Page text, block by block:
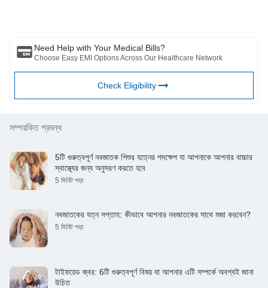
Need Help with Your Medical Bills?
Choose Easy EMI Options Across Our Healthcare Network
Check Eligibility
সম্পরকিত প্রবন্ধ
5টি গুরুত্বপূর্ণ নবজাতক শিশুর যত্নের পদক্ষেপ যা আপনাকে আপনার বাচ্চার
স্বাস্থ্যের জন্য অনুসরণ করতে হবে
5 মিনিট পড়া
নবজাতকের যত্ন সপ্তাহ: কীভাবে আপনার নবজাতকের সাথে মজা করবেন?
5 মিনিট পড়া
টাইফয়েড জ্বর: 6টি গুরুত্বপূর্ণ বিষয় যা আপনার এটি সম্পর্কে অবশ্যই জানা
উচিত